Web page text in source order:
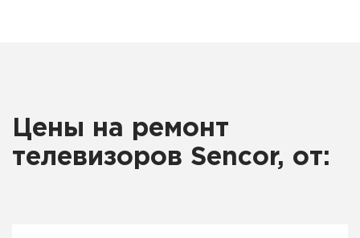
Цены на ремонт
телевизоров Sencor, от: